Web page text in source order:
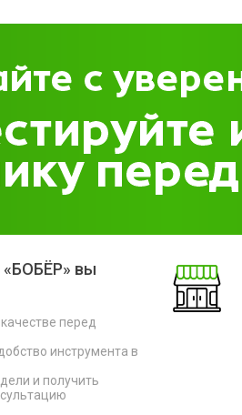
«БОБЁР» вы
перед
инструмента в
и получить